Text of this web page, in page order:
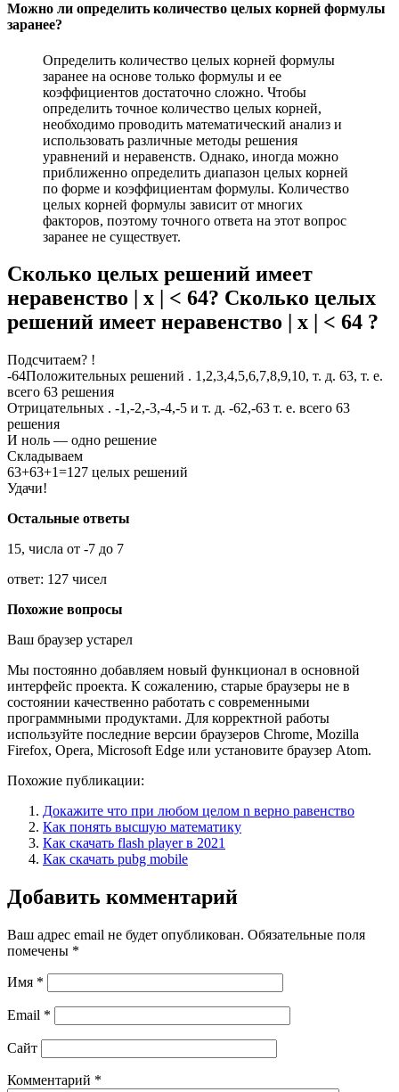
Можно ли определить количество целых корней формулы
заранее?
Определить количество целых корней формулы
заранее на основе только формулы и ее
коэффициентов достаточно сложно. Чтобы
определить точное количество целых корней,
необходимо проводить математический анализ и
использовать различные методы решения
уравнений и неравенств. Однако, иногда можно
приближенно определить диапазон целых корней
по форме и коэффициентам формулы. Количество
целых корней формулы зависит от многих
факторов, поэтому точного ответа на этот вопрос
заранее не существует.
Сколько целых решений имеет
неравенство | х | < 64? Сколько целых
решений имеет неравенство | х | < 64 ?
Подсчитаем? !
-64Положительных решений . 1,2,3,4,5,6,7,8,9,10, т. д. 63, т. е.
всего 63 решения
Отрицательных . -1,-2,-3,-4,-5 и т. д. -62,-63 т. е. всего 63
решения
И ноль — одно решение
Складываем
63+63+1=127 целых решений
Удачи!
Остальные ответы
15, числа от -7 до 7
ответ: 127 чисел
Похожие вопросы
Ваш браузер устарел
Мы постоянно добавляем новый функционал в основной
интерфейс проекта. К сожалению, старые браузеры не в
состоянии качественно работать с современными
программными продуктами. Для корректной работы
используйте последние версии браузеров Chrome, Mozilla
Firefox, Opera, Microsoft Edge или установите браузер Atom.
Похожие публикации:
Докажите что при любом целом n верно равенство
Как понять высшую математику
Как скачать flash player в 2021
Как скачать pubg mobile
Добавить комментарий
Ваш адрес email не будет опубликован. Обязательные поля
помечены *
Имя *
Email *
Сайт
Комментарий *